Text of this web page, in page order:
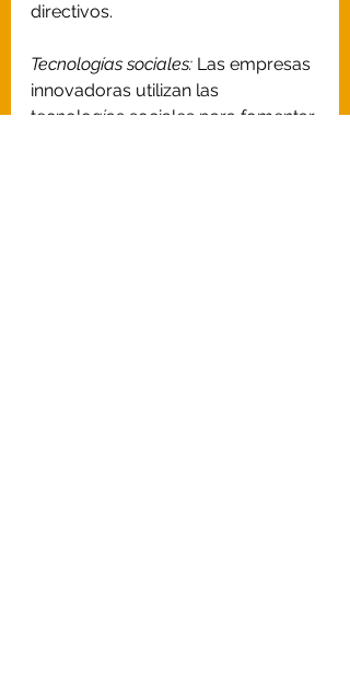
directivos.
Tecnologías sociales: Las empresas
innovadoras utilizan las
tecnologías sociales para fomentar